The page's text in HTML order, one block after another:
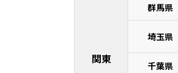
関東
群馬県
埼玉県
千葉県